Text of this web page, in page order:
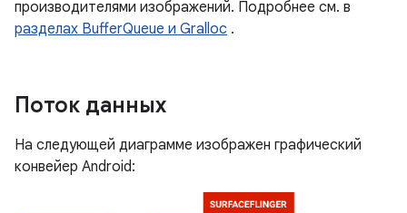
производителями изображений. Подробнее см. в
разделах BufferQueue и Gralloc .
Поток данных
На следующей диаграмме изображен графический
конвейер Android: